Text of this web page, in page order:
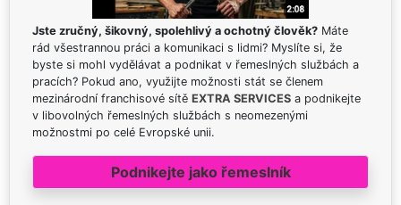
Jste zručný, šikovný, spolehlivý a ochotný člověk? Máte
rád všestrannou práci a komunikaci s lidmi? Myslíte si, že
byste si mohl vydělávat a podnikat v řemeslných službách a
pracích? Pokud ano, využijte možnosti stát se členem
mezinárodní franchisové sítě EXTRA SERVICES a podnikejte
v libovolných řemeslných službách s neomezenými
možnostmi po celé Evropské unii.
Podnikejte jako řemeslník